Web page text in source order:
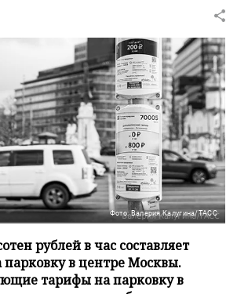
Фото: Валерия Калугина/ТАСС
рублей в час составляет
парковку в центре Москвы.
тарифы на парковку в